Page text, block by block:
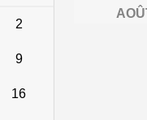
2
9
16